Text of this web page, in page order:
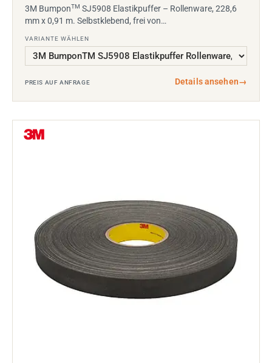
3M BumponTM SJ5908 Elastikpuffer – Rollenware, 228,6
mm x 0,91 m. Selbstklebend, frei von…
VARIANTE WÄHLEN
PREIS AUF ANFRAGE Details ansehen→